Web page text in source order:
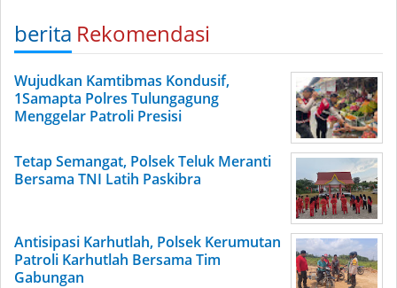
berita Rekomendasi
Wujudkan Kamtibmas Kondusif,
1Samapta Polres Tulungagung
Menggelar Patroli Presisi
Tetap Semangat, Polsek Teluk Meranti
Bersama TNI Latih Paskibra
Antisipasi Karhutlah, Polsek Kerumutan
Patroli Karhutlah Bersama Tim
Gabungan